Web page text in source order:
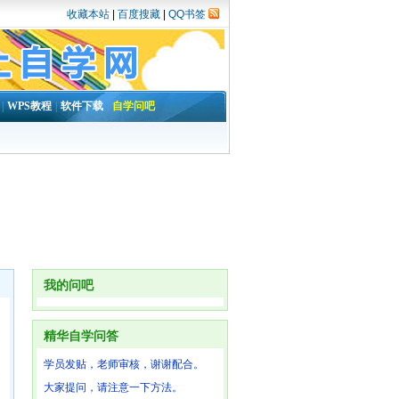
收藏本站 百度搜藏 QQ书签
|WPS教程 |软件下载 自学问吧
我的问吧
精华自学问答
学员发贴，老师审核，谢谢配合。
大家提问，请注意一下方法。